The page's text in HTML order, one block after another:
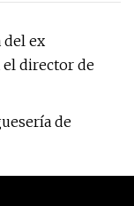
del ex
el director de
de